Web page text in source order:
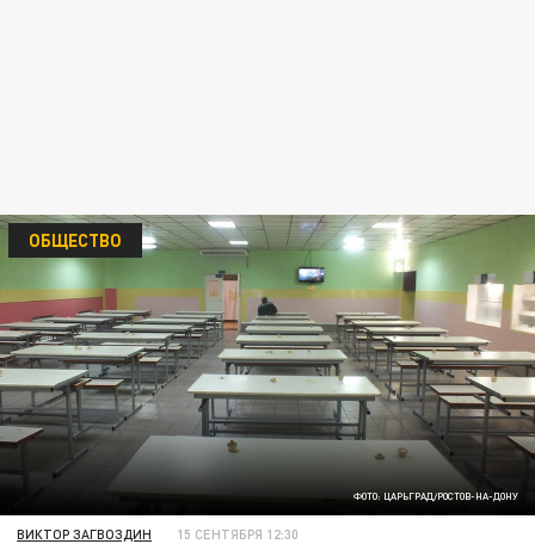
ФОТО: ЦАРЬГРАД/РОСТОВ-НА-ДОНУ
ОБЩЕСТВО
ВИКТОР ЗАГВОЗДИН 15 СЕНТЯБРЯ 12:30